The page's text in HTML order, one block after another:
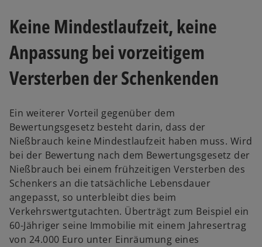
Keine Mindestlaufzeit, keine
Anpassung bei vorzeitigem
Versterben der Schenkenden
Ein weiterer Vorteil gegenüber dem
Bewertungsgesetz besteht darin, dass der
Nießbrauch keine Mindestlaufzeit haben muss. Wird
bei der Bewertung nach dem Bewertungsgesetz der
Nießbrauch bei einem frühzeitigen Versterben des
Schenkers an die tatsächliche Lebensdauer
angepasst, so unterbleibt dies beim
Verkehrswertgutachten. Überträgt zum Beispiel ein
60-Jähriger seine Immobilie mit einem Jahresertrag
von 24.000 Euro unter Einräumung eines